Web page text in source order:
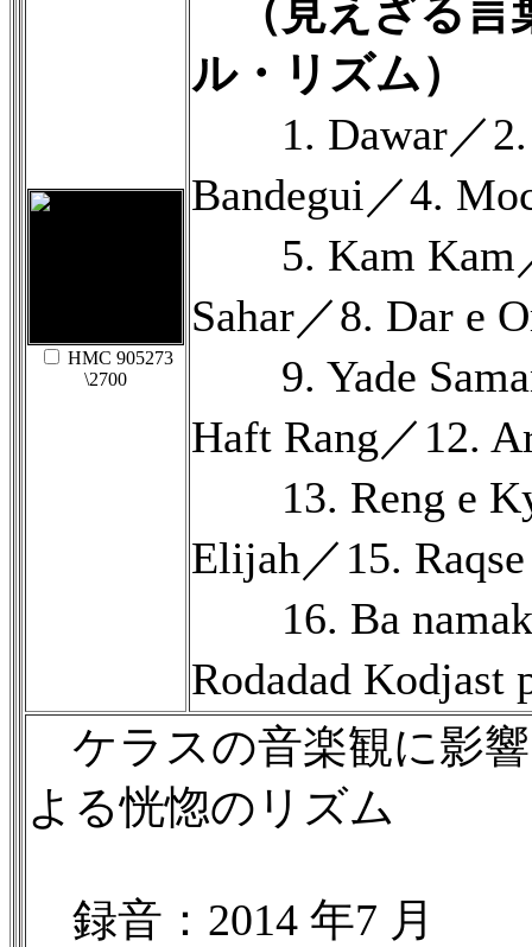
HMC 905273
\2700
（見えざる言
ル・リズム）
1. Dawar／2.
Bandegui／4.
5. Kam Kam
Sahar／8. Dar e
9. Yade
Haft Rang／12.
13. Reng e
Elijah／15.
16. Ba namak
Rodadad Kodjast
ケラスの音楽観に影
よる恍惚のリズム
録音：2014 年7 月